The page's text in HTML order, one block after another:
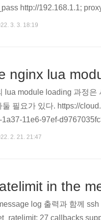
http://192.168.1.1;
error_page.html { root /tmp;
3. 3. 18:19
nginx lua
lua module loading 과정은
필요가 있다. https://
11e6-97ef-
고 다음과 같은 module을
2. 21. 21:47
in the
log 출력과 함께
27 callbacks